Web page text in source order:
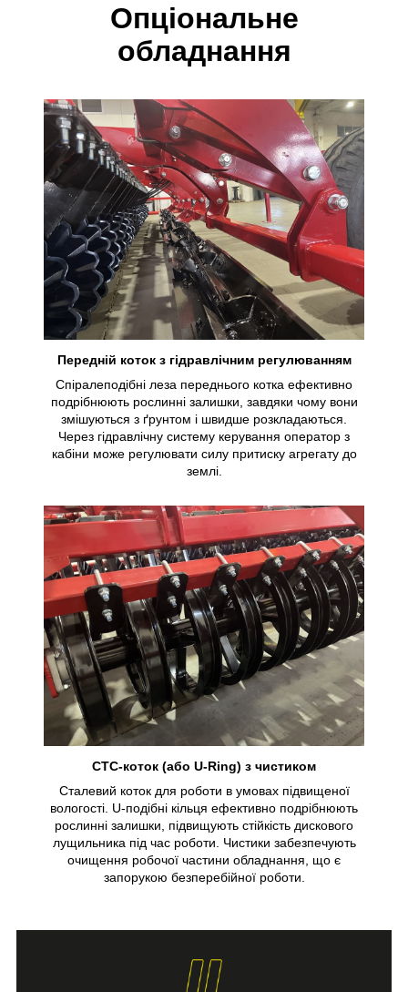
Опціональне
обладнання
Передній коток з гідравлічним регулюванням
Спіралеподібні леза переднього котка ефективно
подрібнюють рослинні залишки, завдяки чому вони
змішуються з ґрунтом і швидше розкладаються.
Через гідравлічну систему керування оператор з
кабіни може регулювати силу притиску агрегату до
землі.
СТС-коток (або U-Ring) з чистиком
Сталевий коток для роботи в умовах підвищеної
вологості. U-подібні кільця ефективно подрібнюють
рослинні залишки, підвищують стійкість дискового
лущильника під час роботи. Чистики забезпечують
очищення робочої частини обладнання, що є
запорукою безперебійної роботи.